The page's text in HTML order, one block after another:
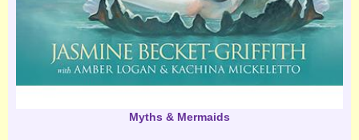
Myths & Mermaids